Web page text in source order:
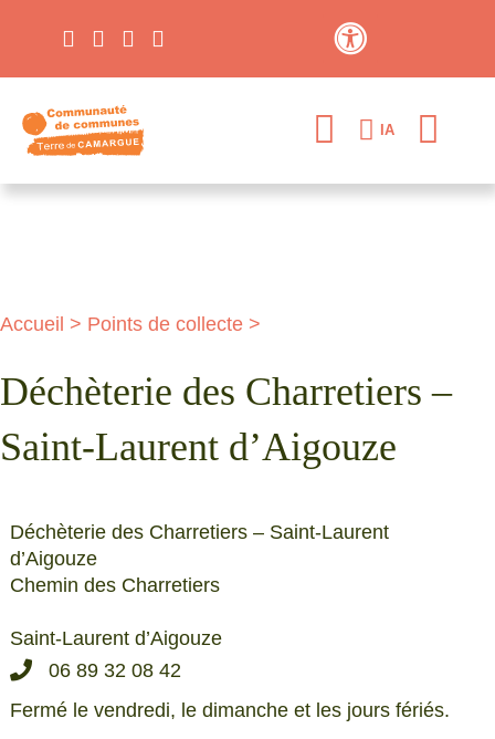
IA
Accueil > Points de collecte >
Déchèterie des Charretiers –
Saint-Laurent d’Aigouze
Déchèterie des Charretiers – Saint-Laurent
d’Aigouze
Chemin des Charretiers
Saint-Laurent d’Aigouze
06 89 32 08 42
Fermé le vendredi, le dimanche et les jours fériés.